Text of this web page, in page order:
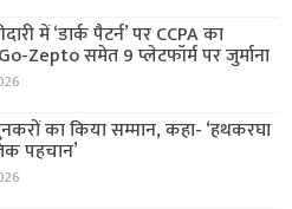
में ‘डार्क पैटर्न’ पर CCPA का
Zepto समेत 9 प्लेटफॉर्म पर जुर्माना
का किया सम्मान, कहा- ‘हथकरघा
पहचान’